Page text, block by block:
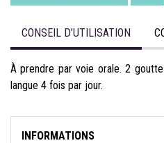
CONSEIL D’UTILISATION
À prendre par voie orale. 2
langue 4 fois par jour.
INFORMATIONS